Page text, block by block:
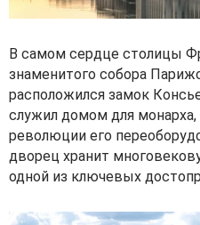
В самом сердце столицы
знаменитого собора
расположился замок
служил домом для
революции его
дворец хранит
одной из ключевых